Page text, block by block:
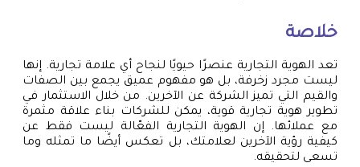
خلاصة
تعد الهوية التجارية عنصرًا حيويًا لنجاح أي علامة تجارية. إنها
ليست مجرد زخرفة، بل هو مفهوم عميق يجمع بين الصفات
والقيم التي تميز الشركة عن الآخرين. من خلال الاستثمار في
تطوير هوية تجارية قوية، يمكن للشركات بناء علاقة مثمرة
مع عملائها. إن الهوية التجارية الفعّالة ليست فقط عن
كيفية رؤية الآخرين لعلامتك، بل تعكس أيضًا ما تمثله وما
تسعى لتحقيقه.